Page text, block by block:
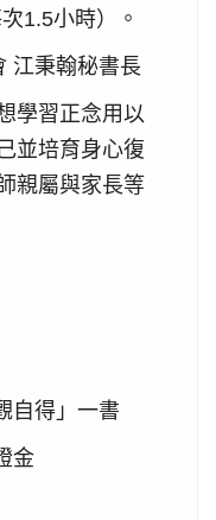
次1.5小時）。
江秉翰秘書長
學習正念用以
並培育身心復
親屬與家長等
自得」一書
金